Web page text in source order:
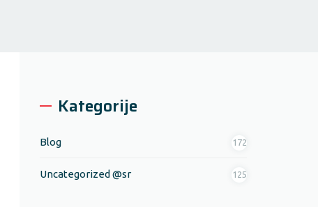
Kategorije
Blog 172
Uncategorized @sr 125